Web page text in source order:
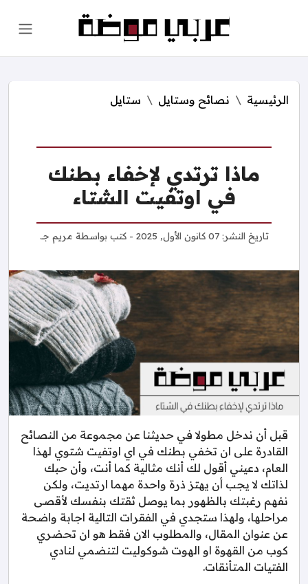
الرئيسية نصائح وستايل ستايل
ماذا ترتدي لإخفاء بطنك
في اوتفيت الشتاء
تاريخ النشر:07 كانون الأول, 2025 - كتب بواسطة مريم جـ.
قبل أن ندخل مطولا في حديثنا عن مجموعة من النصائح
القادرة على ان تخفي بطنك في اي اوتفيت شتوي لهذا
العام، دعيني أقول لك أنك مثالية كما أنت، وأن حبك
لذاتك لا يجب أن يهتز ذرة واحدة مهما ارتديت، ولكن
نفهم رغبتك بالظهور بما يوصل ثقتك بنفسك لأقصى
مراحلها، ولهذا ستجدي في الفقرات التالية اجابة واضحة
عن عنوان المقال، والمطلوب الان فقط هو ان تحضري
كوب من القهوة او الهوت شوكوليت لتنضمي لنادي
الفتيات المتأنقات.